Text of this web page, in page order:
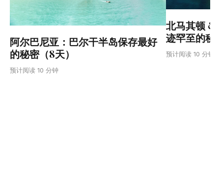
阿尔巴尼亚：巴尔干半岛保存最好
的秘密（8天）
预计阅读 10 分钟
北马其顿 &
迹罕至的秘
预计阅读 10 分钟